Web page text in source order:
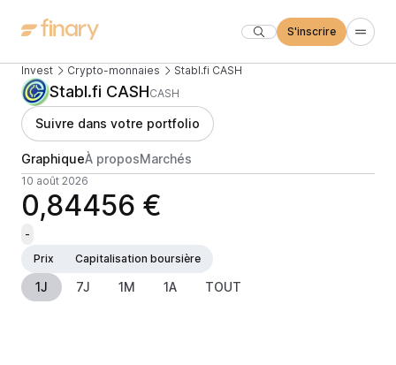
S'inscrire
Invest Crypto-monnaies Stabl.fi CASH
Stabl.fi CASHCASH
Suivre dans votre portfolio
GraphiqueÀ proposMarchés
10 août 2026
0,84456 €
-
Prix
Capitalisation boursière
1J 7J 1M 1A TOUT